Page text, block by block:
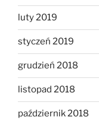
luty 2019
styczeń 2019
grudzień 2018
listopad 2018
październik 2018